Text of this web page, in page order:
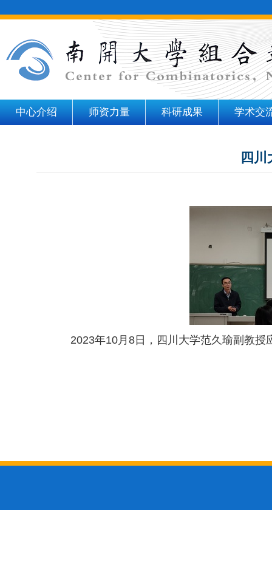
中心介绍 师资力量 科研成果 学术交
四
2023年10月 8 日，四川大学范久瑜副教授